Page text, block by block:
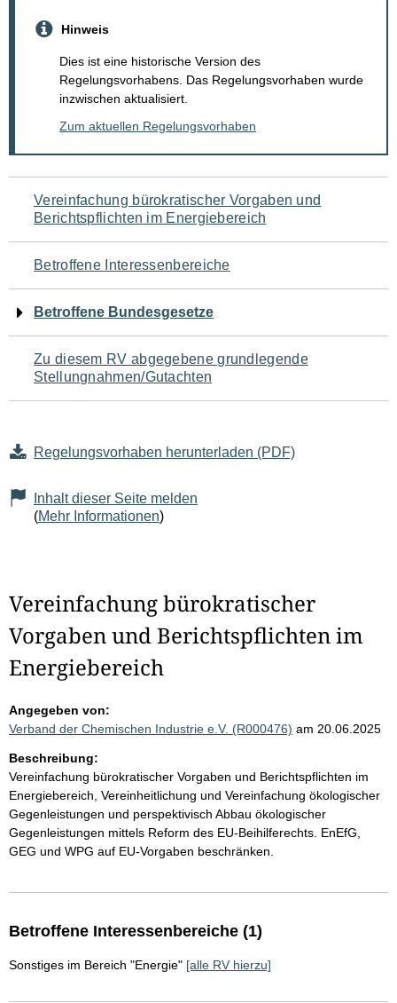
Hinweis
Dies ist eine historische Version des
Regelungsvorhabens. Das Regelungsvorhaben wurde
inzwischen aktualisiert.
Zum aktuellen Regelungsvorhaben
Navigation
für
den
Seiteninhalt
Vereinfachung bürokratischer Vorgaben und
Berichtspflichten im Energiebereich
Betroffene Interessenbereiche
Betroffene Bundesgesetze
Zu diesem RV abgegebene grundlegende
Stellungnahmen/Gutachten
Regelungsvorhaben herunterladen (PDF)
Inhalt dieser Seite melden
(Mehr Informationen)
Vereinfachung bürokratischer
Vorgaben und Berichtspflichten im
Energiebereich
Angegeben von:
Verband der Chemischen Industrie e.V. (R000476) am 20.06.2025
Beschreibung:
Vereinfachung bürokratischer Vorgaben und Berichtspflichten im
Energiebereich, Vereinheitlichung und Vereinfachung ökologischer
Gegenleistungen und perspektivisch Abbau ökologischer
Gegenleistungen mittels Reform des EU-Beihilferechts. EnEfG,
GEG und WPG auf EU-Vorgaben beschränken.
Betroffene Interessenbereiche (1)
Sonstiges im Bereich "Energie" [alle RV hierzu]